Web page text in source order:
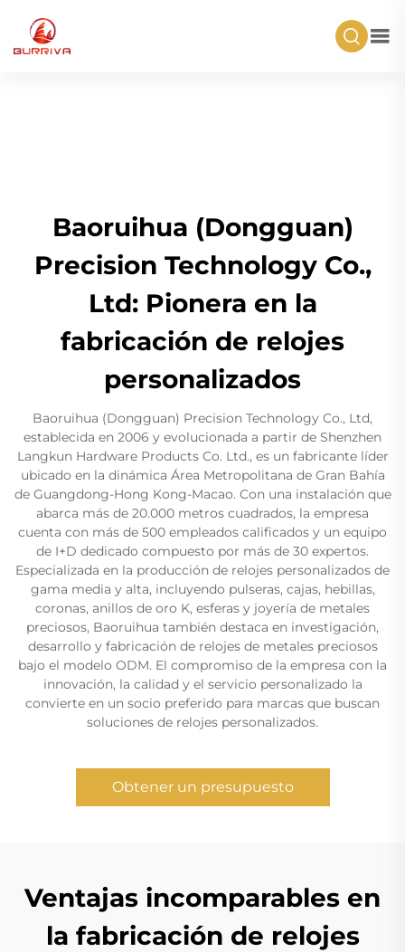
Baoruihua (Dongguan)
Precision Technology Co.,
Ltd: Pionera en la
fabricación de relojes
personalizados
Baoruihua (Dongguan) Precision Technology Co., Ltd,
establecida en 2006 y evolucionada a partir de Shenzhen
Langkun Hardware Products Co. Ltd., es un fabricante líder
ubicado en la dinámica Área Metropolitana de Gran Bahía
de Guangdong-Hong Kong-Macao. Con una instalación que
abarca más de 20.000 metros cuadrados, la empresa
cuenta con más de 500 empleados calificados y un equipo
de I+D dedicado compuesto por más de 30 expertos.
Especializada en la producción de relojes personalizados de
gama media y alta, incluyendo pulseras, cajas, hebillas,
coronas, anillos de oro K, esferas y joyería de metales
preciosos, Baoruihua también destaca en investigación,
desarrollo y fabricación de relojes de metales preciosos
bajo el modelo ODM. El compromiso de la empresa con la
innovación, la calidad y el servicio personalizado la
convierte en un socio preferido para marcas que buscan
soluciones de relojes personalizados.
Obtener un presupuesto
Ventajas incomparables en
la fabricación de relojes